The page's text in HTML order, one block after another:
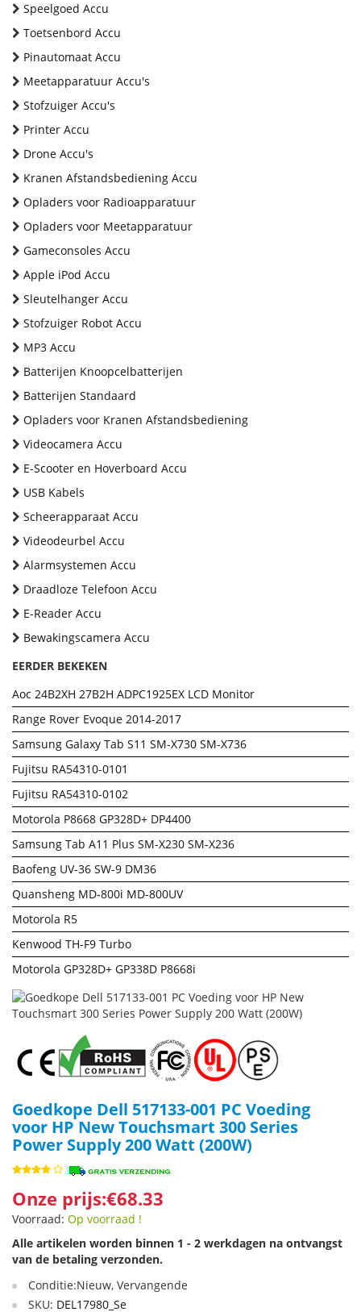
Speelgoed Accu
Toetsenbord Accu
Pinautomaat Accu
Meetapparatuur Accu's
Stofzuiger Accu's
Printer Accu
Drone Accu's
Kranen Afstandsbediening Accu
Opladers voor Radioapparatuur
Opladers voor Meetapparatuur
Gameconsoles Accu
Apple iPod Accu
Sleutelhanger Accu
Stofzuiger Robot Accu
MP3 Accu
Batterijen Knoopcelbatterijen
Batterijen Standaard
Opladers voor Kranen Afstandsbediening
Videocamera Accu
E-Scooter en Hoverboard Accu
USB Kabels
Scheerapparaat Accu
Videodeurbel Accu
Alarmsystemen Accu
Draadloze Telefoon Accu
E-Reader Accu
Bewakingscamera Accu
EERDER BEKEKEN
Aoc 24B2XH 27B2H ADPC1925EX LCD Monitor
Range Rover Evoque 2014-2017
Samsung Galaxy Tab S11 SM-X730 SM-X736
Fujitsu RA54310-0101
Fujitsu RA54310-0102
Motorola P8668 GP328D+ DP4400
Samsung Tab A11 Plus SM-X230 SM-X236
Baofeng UV-36 SW-9 DM36
Quansheng MD-800i MD-800UV
Motorola R5
Kenwood TH-F9 Turbo
Motorola GP328D+ GP338D P8668i
Goedkope Dell 517133-001 PC Voeding
voor HP New Touchsmart 300 Series
Power Supply 200 Watt (200W)
Onze prijs:€68.33
Voorraad: Op voorraad !
Alle artikelen worden binnen 1 - 2 werkdagen na ontvangst
van de betaling verzonden.
Conditie:Nieuw, Vervangende
SKU: DEL17980_Se